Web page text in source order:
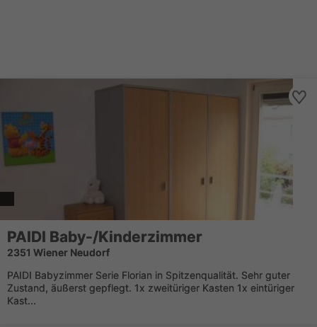
PAIDI Baby-/Kinderzimmer
2351 Wiener Neudorf
PAIDI Babyzimmer Serie Florian in Spitzenqualität. Sehr guter
Zustand, äußerst gepflegt. 1x zweitüriger Kasten 1x eintüriger
Kast...